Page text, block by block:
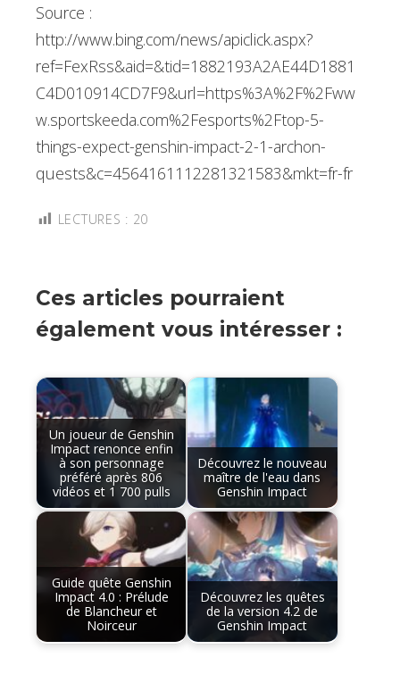
Source :
http://www.bing.com/news/apiclick.aspx?
ref=FexRss&aid=&tid=1882193A2AE44D1881
C4D010914CD7F9&url=https%3A%2F%2Fww
w.sportskeeda.com%2Fesports%2Ftop-5-
things-expect-genshin-impact-2-1-archon-
quests&c=4564161112281321583&mkt=fr-fr
LECTURES : 20
Ces articles pourraient
également vous intéresser :
Un joueur de Genshin
Impact renonce enfin
à son personnage
préféré après 806
vidéos et 1 700 pulls
Découvrez le nouveau
maître de l'eau dans
Genshin Impact
Guide quête Genshin
Impact 4.0 : Prélude
de Blancheur et
Noirceur
Découvrez les quêtes
de la version 4.2 de
Genshin Impact